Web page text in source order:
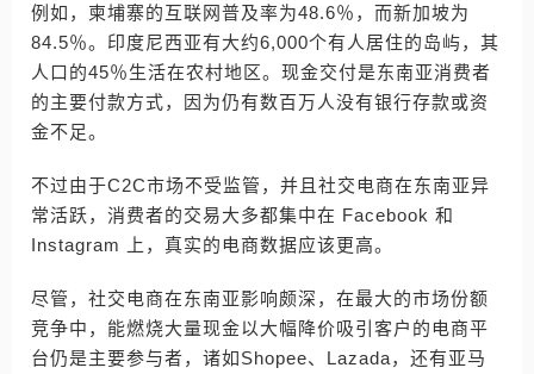
例如，柬埔寨的互联网普及率为48.6％，而新加坡为
84.5％。印度尼西亚有大约6,000个有人居住的岛屿，其
人口的45％生活在农村地区。现金交付是东南亚消费者
的主要付款方式，因为仍有数百万人没有银行存款或资
金不足。
不过由于C2C市场不受监管，并且社交电商在东南亚异
常活跃，消费者的交易大多都集中在 Facebook 和
Instagram 上，真实的电商数据应该更高。
尽管，社交电商在东南亚影响颇深，在最大的市场份额
竞争中，能燃烧大量现金以大幅降价吸引客户的电商平
台仍是主要参与者，诸如Shopee、Lazada，还有亚马